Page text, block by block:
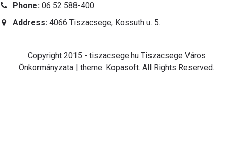
Phone: 06 52 588-400
Address: 4066 Tiszacsege, Kossuth u. 5.
Copyright 2015 - tiszacsege.hu Tiszacsege Város
Önkormányzata | theme: Kopasoft. All Rights Reserved.